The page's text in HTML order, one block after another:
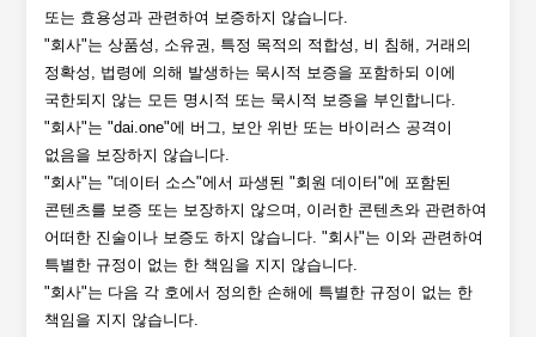
또는 효용성과 관련하여 보증하지 않습니다.
"회사"는 상품성, 소유권, 특정 목적의 적합성, 비 침해, 거래의
정확성, 법령에 의해 발생하는 묵시적 보증을 포함하되 이에
국한되지 않는 모든 명시적 또는 묵시적 보증을 부인합니다.
"회사"는 "dai.one"에 버그, 보안 위반 또는 바이러스 공격이
없음을 보장하지 않습니다.
"회사"는 "데이터 소스"에서 파생된 "회원 데이터"에 포함된
콘텐츠를 보증 또는 보장하지 않으며, 이러한 콘텐츠와 관련하여
어떠한 진술이나 보증도 하지 않습니다. "회사"는 이와 관련하여
특별한 규정이 없는 한 책임을 지지 않습니다.
"회사"는 다음 각 호에서 정의한 손해에 특별한 규정이 없는 한
책임을 지지 않습니다.